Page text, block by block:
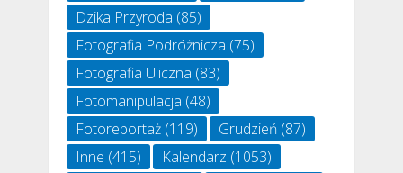
Dzika Przyroda (85)
Fotografia Podróżnicza (75)
Fotografia Uliczna (83)
Fotomanipulacja (48)
Fotoreportaż(119) Grudzień(87)
Inne (415) Kalendarz (1053)